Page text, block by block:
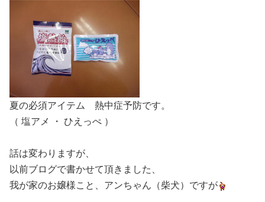
夏の必須アイテム 熱中症予防です。
（ 塩アメ ・ ひえっぺ ）
話は変わりますが、
以前ブログで書かせて頂きました、
我が家のお嬢様こと、アンちゃん（柴犬）ですが